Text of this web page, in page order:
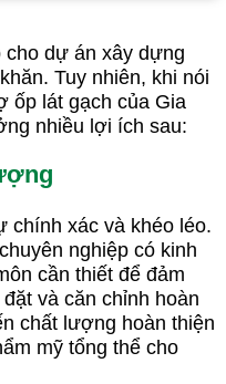
dự án xây dựng
Tuy nhiên, khi nói
ốp lát gạch của Gia
nhiều lợi ích sau:
chính xác và khéo léo.
nghiệp có kinh
cần thiết để đảm
và căn chỉnh hoàn
chất lượng hoàn thiện
mỹ tổng thể cho